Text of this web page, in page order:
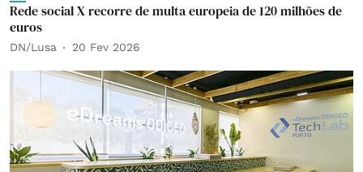
Rede social X recorre de multa europeia de 120 milhões de
euros
DN/Lusa 20 Fev 2026